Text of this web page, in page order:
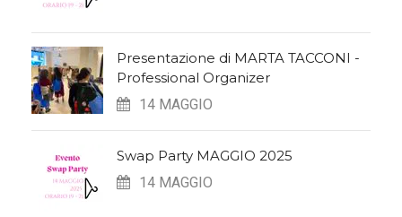
Presentazione di MARTA TACCONI -
Professional Organizer
14 MAGGIO
Swap Party MAGGIO 2025
14 MAGGIO